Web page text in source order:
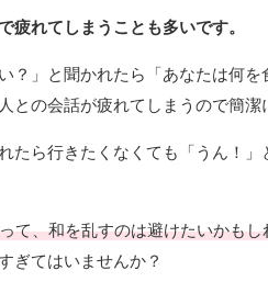
疲れてしまうことも多いです。
？」と聞かれたら「あなたは何
との会話が疲れてしまうので簡潔
たら行きたくなくても「うん！
て、和を乱すのは避けたいかも
ぎてはいませんか？